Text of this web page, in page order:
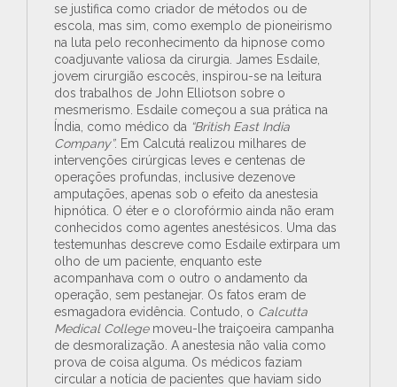
se justifica como criador de métodos ou de
escola, mas sim, como exemplo de pioneirismo
na luta pelo reconhecimento da hipnose como
coadjuvante valiosa da cirurgia. James Esdaile,
jovem cirurgião escocês, inspirou-se na leitura
dos trabalhos de John Elliotson sobre o
mesmerismo. Esdaile começou a sua prática na
Índia, como médico da “British East India
Company”. Em Calcutá realizou milhares de
intervenções cirúrgicas leves e centenas de
operações profundas, inclusive dezenove
amputações, apenas sob o efeito da anestesia
hipnótica. O éter e o clorofórmio ainda não eram
conhecidos como agentes anestésicos. Uma das
testemunhas descreve como Esdaile extirpara um
olho de um paciente, enquanto este
acompanhava com o outro o andamento da
operação, sem pestanejar. Os fatos eram de
esmagadora evidência. Contudo, o Calcutta
Medical Collegemoveu-lhe traiçoeira campanha
de desmoralização. A anestesia não valia como
prova de coisa alguma. Os médicos faziam
circular a notícia de pacientes que haviam sido